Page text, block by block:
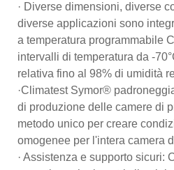
· Diverse dimensioni, diverse
diverse applicazioni sono
a temperatura programmabile
intervalli di temperatura da -
relativa fino al 98% di umidità
·Climatest Symor®
di produzione delle camere di
metodo unico per creare
omogenee per l'intera camera
· Assistenza e supporto sicuri: